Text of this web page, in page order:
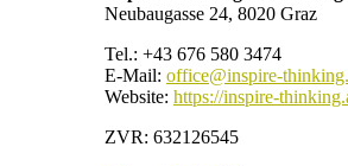
Neubaugasse 24, 8020 Graz
Tel.: +43 676 580 3474
E-Mail: office@inspire-
Website: https://inspire-
ZVR: 632126545